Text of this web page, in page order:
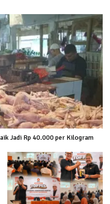
Jadi Rp 40.000 per Kilogram